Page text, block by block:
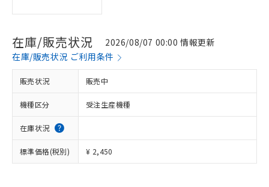
在庫/販売状況
2026/08/07 00:00 情報更新
在庫/販売状況 ご利用条件
販売状況 販売中
機種区分 受注生産機種
在庫状況
標準価格(税別) ¥ 2,450